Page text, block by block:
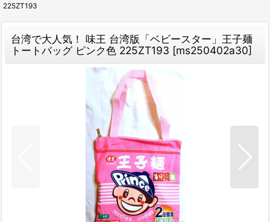
225ZT193
台湾で大人気！ 味王 台湾版「ベビースター」王子麺
トートバッグ ピンク色 225ZT193 [ms250402a30]